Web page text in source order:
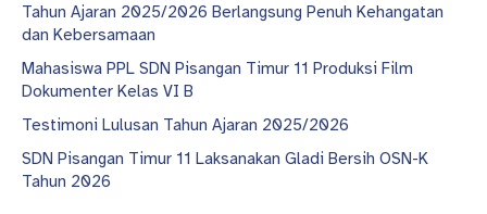
Tahun Ajaran 2025/2026 Berlangsung Penuh Kehangatan
dan Kebersamaan
Mahasiswa PPL SDN Pisangan Timur 11 Produksi Film
Dokumenter Kelas VI B
Testimoni Lulusan Tahun Ajaran 2025/2026
SDN Pisangan Timur 11 Laksanakan Gladi Bersih OSN-K
Tahun 2026